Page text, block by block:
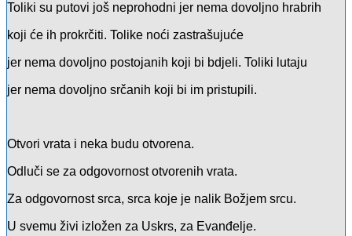
Toliki su putovi još neprohodni jer nema dovoljno hrabrih
koji će ih prokrčiti. Tolike noći zastrašujuće
jer nema dovoljno postojanih koji bi bdjeli. Toliki lutaju
jer nema dovoljno srčanih koji bi im pristupili.
Otvori vrata i neka budu otvorena.
Odluči se za odgovornost otvorenih vrata.
Za odgovornost srca, srca koje je nalik Božjem srcu.
U svemu živi izložen za Uskrs, za Evanđelje.